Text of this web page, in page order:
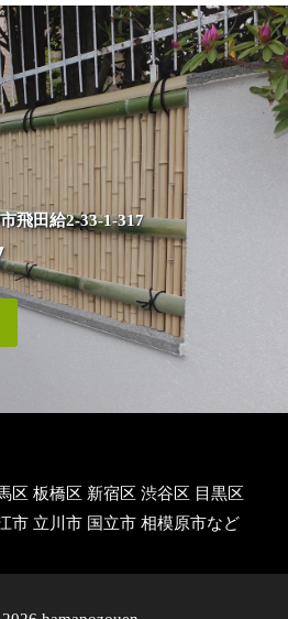
飛田給2-33-1-317
区 板橋区 新宿区 渋谷区 目黒区
市 立川市 国立市 相模原市など
い合わせ